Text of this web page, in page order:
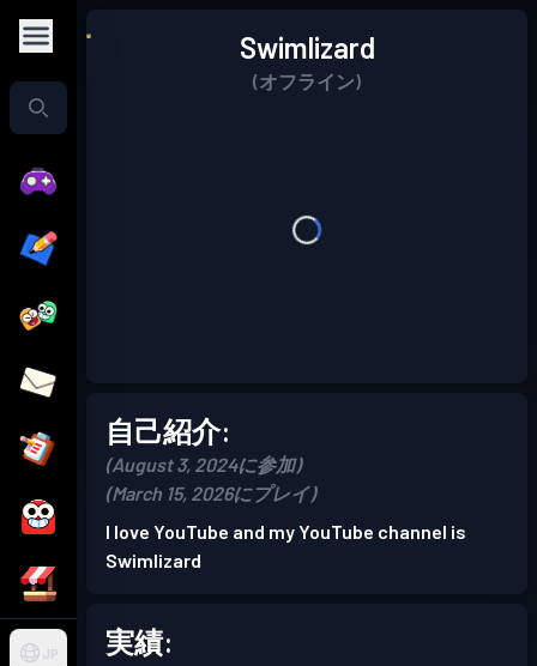
JP
Swimlizard
(オフライン)
自己紹介:
(August 3, 2024に参加)
(March 15, 2026にプレイ)
I love YouTube and my YouTube channel is
Swimlizard
実績: